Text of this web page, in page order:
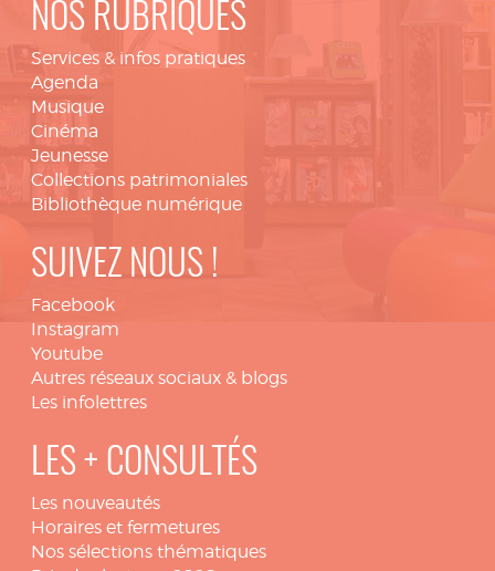
NOS RUBRIQUES
Services & infos pratiques
Agenda
Musique
Cinéma
Jeunesse
Collections patrimoniales
Bibliothèque numérique
SUIVEZ NOUS !
Facebook
Instagram
Youtube
Autres réseaux sociaux & blogs
Les infolettres
LES + CONSULTÉS
Les nouveautés
Horaires et fermetures
Nos sélections thématiques